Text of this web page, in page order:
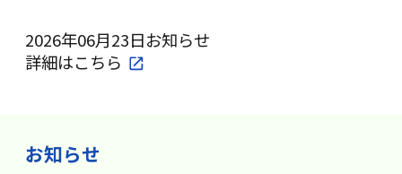
2026年06月23日お知らせ
詳細はこちら
お知らせ